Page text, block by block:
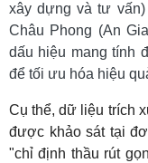
xây dựng và tư
Châu Phong (An
dấu hiệu mang tính
để tối ưu hóa hiệu
Cụ thể, dữ liệu trích
được khảo sát tại
"chỉ định thầu rút